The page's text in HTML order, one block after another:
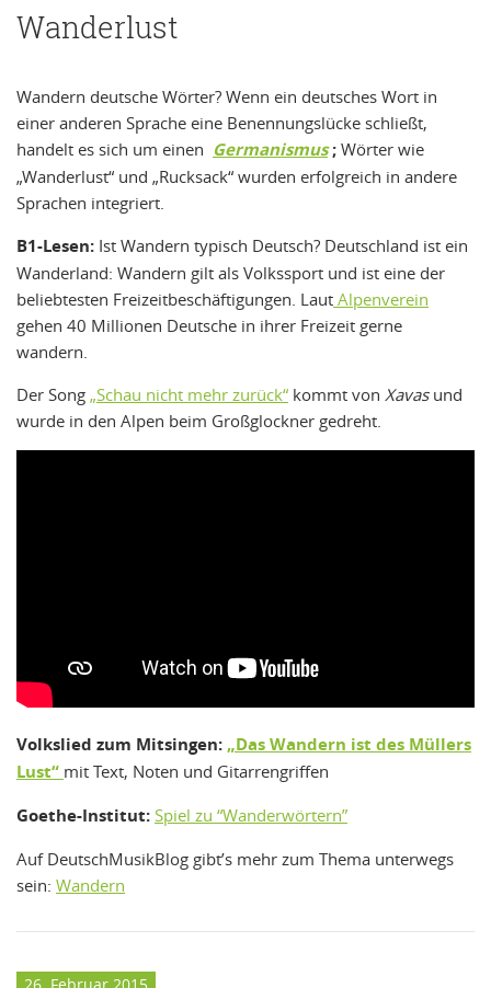
Wanderlust
Wandern deutsche Wörter? Wenn ein deutsches Wort in
einer anderen Sprache eine Benennungslücke schließt,
handelt es sich um einen Germanismus; Wörter wie
„Wanderlust“ und „Rucksack“ wurden erfolgreich in andere
Sprachen integriert.
B1-Lesen: Ist Wandern typisch Deutsch? Deutschland ist ein
Wanderland: Wandern gilt als Volkssport und ist eine der
beliebtesten Freizeitbeschäftigungen. Laut Alpenverein
gehen 40 Millionen Deutsche in ihrer Freizeit gerne
wandern.
Der Song „Schau nicht mehr zurück“ kommt von Xavasund
wurde in den Alpen beim Großglockner gedreht.
Volkslied zum Mitsingen:„Das Wandern ist des Müllers
Lust“ mit Text, Noten und Gitarrengriffen
Goethe-Institut: Spiel zu “Wanderwörtern”
Auf DeutschMusikBlog gibt’s mehr zum Thema unterwegs
sein: Wandern